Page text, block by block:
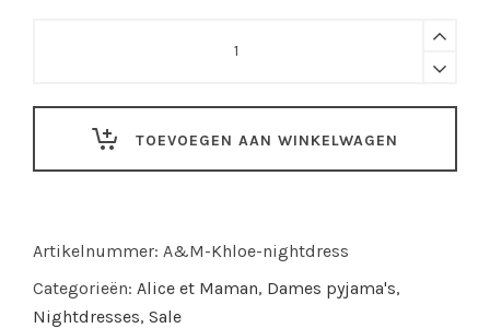
nightdress
TOEVOEGEN AAN WINKELWAGEN
Artikelnummer: A&M-Khloe-nightdress
Categorieën: Alice et Maman, Dames pyjama's,
Nightdresses, Sale